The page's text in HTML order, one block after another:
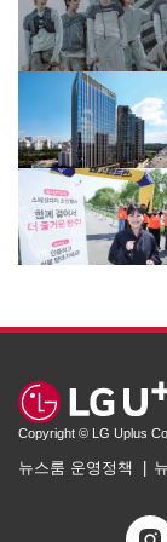
Copyright © LG Uplus
뉴스룸 운영정책